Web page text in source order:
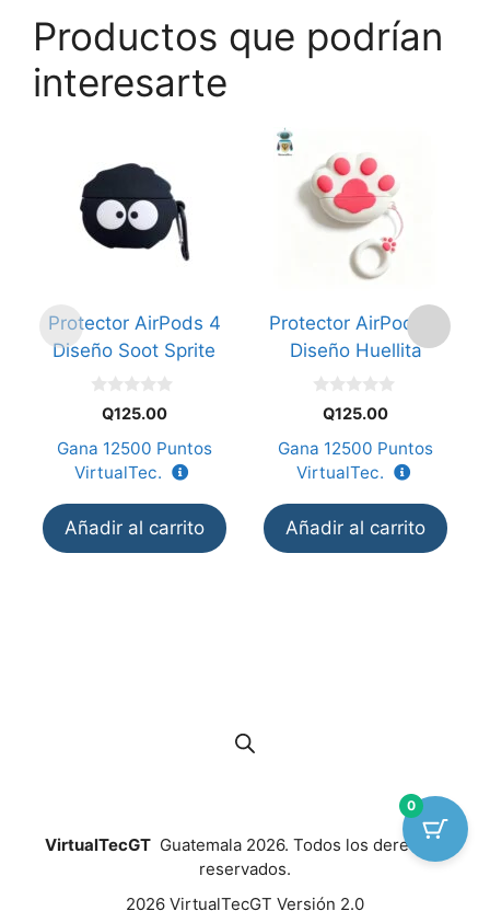
Productos que podrían
interesarte
Protector AirPods 4
Diseño Soot Sprite
5
Q125.00
Gana 12500 Puntos
VirtualTec.
Añadir al carrito
Protector AirPods 4
Diseño Huellita
5
Q125.00
Gana 12500 Puntos
VirtualTec.
Añadir al carrito
VirtualTecGTGuatemala 2026. Todos los derechos
reservados.
2026 VirtualTecGT Versión 2.0
0